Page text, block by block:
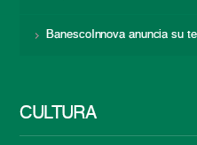
BanescoInnova anuncia su
CULTURA